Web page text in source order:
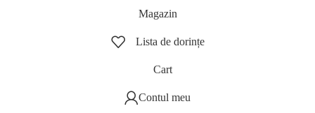
Magazin
Lista de dorințe
Cart
Contul meu